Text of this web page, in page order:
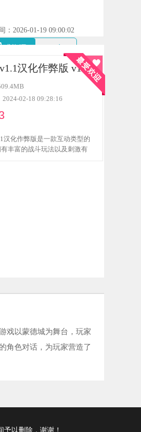
：2026-01-19 09:00:02
汉化作弊版 v1.1
02-18 09:28:16
汉化作弊版是一款互动类型的
丰富的战斗玩法以及刺激有
戏以蒙德城为舞台，玩家
角色对话，为玩家营造了
以删除，谢谢！